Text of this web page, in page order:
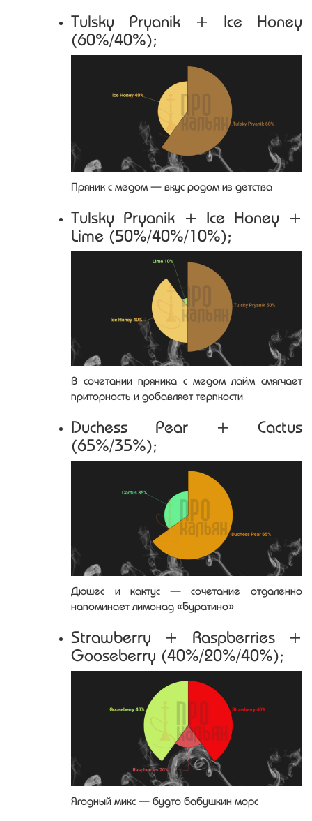
Tulsky Pryanik + Ice Honey
(60%/40%);
Пряник с медом — вкус родом из детства
Tulsky Pryanik + Ice Honey +
Lime (50%/40%/10%);
В сочетании пряника с медом лайм смягчает
приторность и добавляет терпкости
Duchess Pear + Cactus
(65%/35%);
Дюшес и кактус — сочетание отдаленно
напоминает лимонад «Буратино»
Strawberry + Raspberries +
Gooseberry (40%/20%/40%);
Ягодный микс — будто бабушкин морс